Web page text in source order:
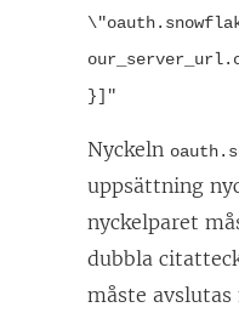
}]"
Nyckeln
uppsättning
nyckelparet
dubbla
måste avslutas